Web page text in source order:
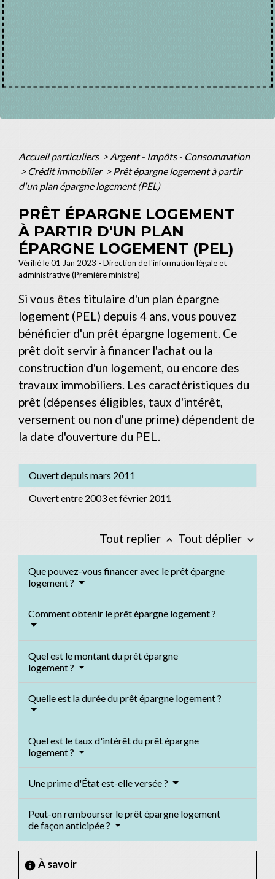
Accueil particuliers > Argent - Impôts - Consommation
> Crédit immobilier > Prêt épargne logement à partir
d'un plan épargne logement (PEL)
PRÊT ÉPARGNE LOGEMENT
À PARTIR D'UN PLAN
ÉPARGNE LOGEMENT (PEL)
Vérifié le 01 Jan 2023 - Direction de l'information légale et
administrative (Première ministre)
Si vous êtes titulaire d'un plan épargne
logement (PEL) depuis 4 ans, vous pouvez
bénéficier d'un prêt épargne logement. Ce
prêt doit servir à financer l'achat ou la
construction d'un logement, ou encore des
travaux immobiliers. Les caractéristiques du
prêt (dépenses éligibles, taux d'intérêt,
versement ou non d'une prime) dépendent de
la date d'ouverture du PEL.
Ouvert depuis mars 2011
Ouvert entre 2003 et février 2011
Tout replier keyboard_arrow_up Tout déplier keyboard_arrow_down
Que pouvez-vous financer avec le prêt épargne
logement ?
Comment obtenir le prêt épargne logement ?
Quel est le montant du prêt épargne
logement ?
Quelle est la durée du prêt épargne logement ?
Quel est le taux d'intérêt du prêt épargne
logement ?
Une prime d'État est-elle versée ?
Peut-on rembourser le prêt épargne logement
de façon anticipée ?
info À savoir